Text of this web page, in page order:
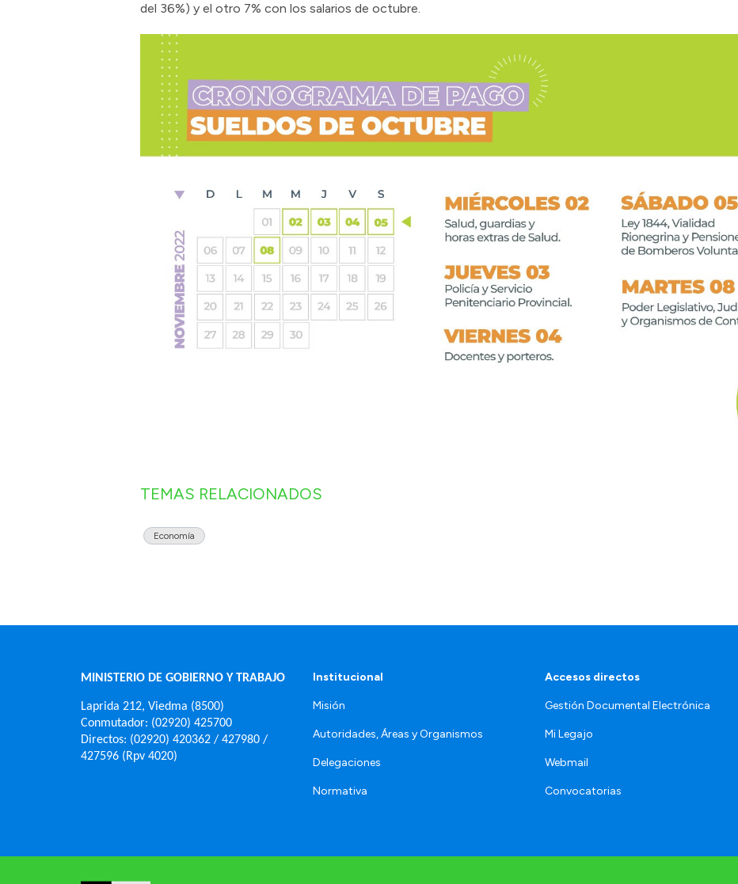
del 36%) y el otro 7% con los salarios de octubre.
TEMAS RELACIONADOS
Economía
MINISTERIO DE GOBIERNO Y TRABAJO
Laprida 212, Viedma (8500)
Conmutador: (02920) 425700
Directos: (02920) 420362 / 427980 /
427596 (Rpv 4020)
Institucional
Misión
Autoridades, Áreas y Organismos
Delegaciones
Normativa
Accesos directos
Gestión Documental Electrónica
Mi Legajo
Webmail
Convocatorias